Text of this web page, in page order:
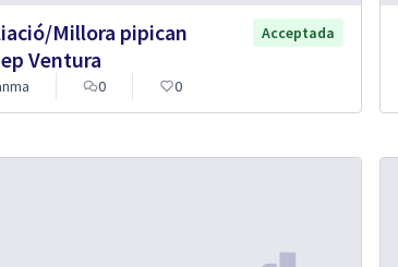
Millora pipican
Ventura
Acceptada
0 0